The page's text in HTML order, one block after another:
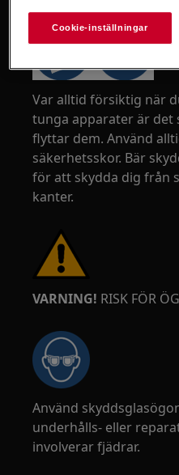
Var alltid försiktig när
tunga apparater är det
flyttar dem. Använd
säkerhetsskor. Bär
för att skydda dig från
kanter.
VARNING! RISK FÖR
Använd
underhålls- eller
involverar fjädrar.
Cookie-inställningar